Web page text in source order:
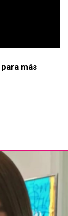
para más